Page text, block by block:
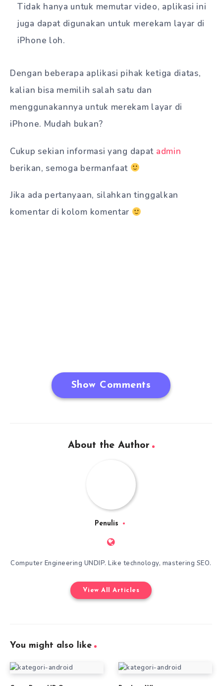
Tidak hanya untuk memutar video, aplikasi ini
juga dapat digunakan untuk merekam layar di
iPhone loh.
Dengan beberapa aplikasi pihak ketiga diatas,
kalian bisa memilih salah satu dan
menggunakannya untuk merekam layar di
iPhone. Mudah bukan?
Cukup sekian informasi yang dapat admin
berikan, semoga bermanfaat
Jika ada pertanyaan, silahkan tinggalkan
komentar di kolom komentar
Show Comments
About the Author
Penulis
Computer Engineering UNDIP. Like technology, mastering SEO.
View All Articles
You might also like